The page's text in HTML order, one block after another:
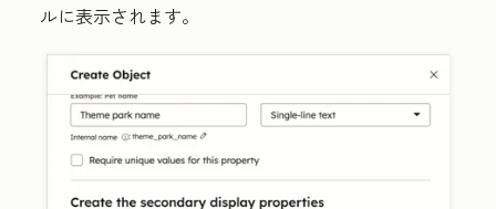
ルに表示されます。